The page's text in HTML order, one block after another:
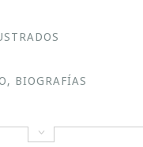
BIOGRAFÍAS